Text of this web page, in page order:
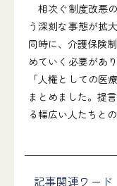
相次ぐ制度改悪
う深刻な事態が拡
同時に、介護保険
めていく必要があ
「人権としての医
まとめました。提
る幅広い人たちと
記事関連ワード